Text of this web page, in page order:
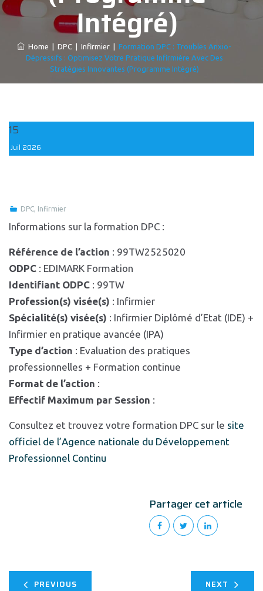
Intégré)
Home DPC Infirmier
Formation DPC : Troubles Anxio-
Dépressifs : Optimisez Votre Pratique Infirmière Avec Des
Stratégies Innovantes (Programme Intégré)
15
Juil 2026
DPC, Infirmier
Informations sur la formation DPC :
Référence de l’action : 99TW2525020
ODPC : EDIMARK Formation
Identifiant ODPC : 99TW
Profession(s) visée(s) : Infirmier
Spécialité(s) visée(s) : Infirmier Diplômé d’Etat (IDE) +
Infirmier en pratique avancée (IPA)
Type d’action : Evaluation des pratiques
professionnelles + Formation continue
Format de l’action :
Effectif Maximum par Session :
Consultez et trouvez votre formation DPC sur le site
officiel de l’Agence nationale du Développement
Professionnel Continu
Partager cet article
PREVIOUS NEXT